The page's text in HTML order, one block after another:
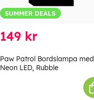
SUMMER DEALS
149 kr
Paw Patrol Bordslampa med
Neon LED, Rubble